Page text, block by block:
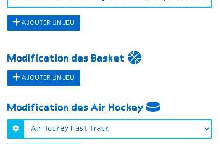
AJOUTER UN JEU
Modification des Basket
AJOUTER UN JEU
Modification des Air Hockey